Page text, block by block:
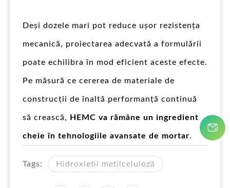
Deși dozele mari pot reduce ușor rezistența
mecanică, proiectarea adecvată a formulării
poate echilibra în mod eficient aceste efecte.
Pe măsură ce cererea de materiale de
construcții de înaltă performanță continuă
să crească, HEMC va rămâne un ingredient
cheie în tehnologiile avansate de mortar.
Tags: Hidroxietil metilceluloză